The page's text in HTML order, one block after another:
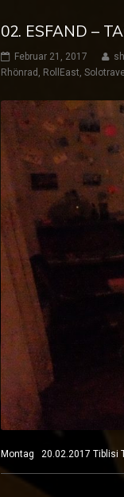
02. ESFAND –
Februar 21, 2017
Rhönrad , RollEast,
Montag 20.02.2017